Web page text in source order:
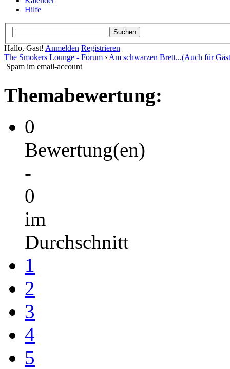
Hilfe
Hallo, Gast! Anmelden Registrieren
The Smokers Lounge - Forum › Am schwarzen Brett...(Auch für
Spam im email-account
Themabewertung:
0
Bewertung(en)
-
0
im
Durchschnitt
1
2
3
4
5